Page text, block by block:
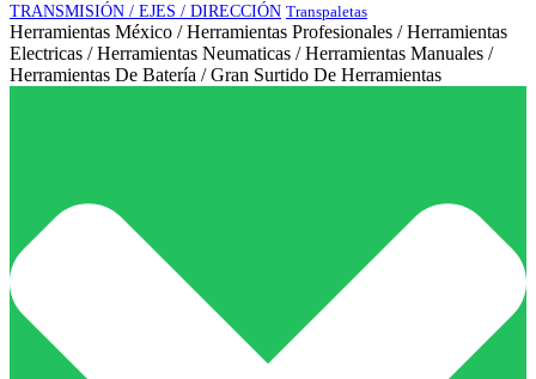
TRANSMISIÓN / EJES / DIRECCIÓN Transpaletas
Herramientas México / Herramientas Profesionales / Herramientas
Electricas / Herramientas Neumaticas / Herramientas Manuales /
Herramientas De Batería / Gran Surtido De Herramientas